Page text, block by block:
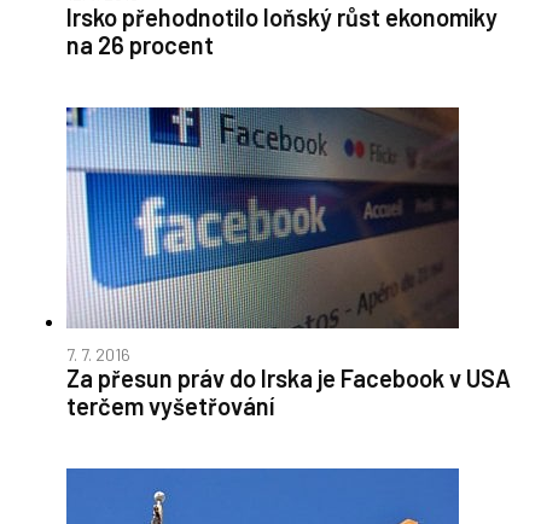
Irsko přehodnotilo loňský růst ekonomiky
na 26 procent
7. 7. 2016
Za přesun práv do Irska je Facebook v USA
terčem vyšetřování